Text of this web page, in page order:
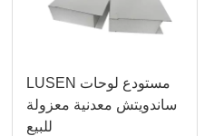
LUSEN مستودع لوحات
ساندويتش معدنية معزولة
للبيع